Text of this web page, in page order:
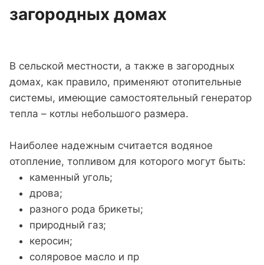
загородных домах
В сельской местности, а также в загородных
домах, как правило, применяют отопительные
системы, имеющие самостоятельный генератор
тепла – котлы небольшого размера.
Наиболее надежным считается водяное
отопление, топливом для которого могут быть:
каменный уголь;
дрова;
разного рода брикеты;
природный газ;
керосин;
соляровое масло и пр